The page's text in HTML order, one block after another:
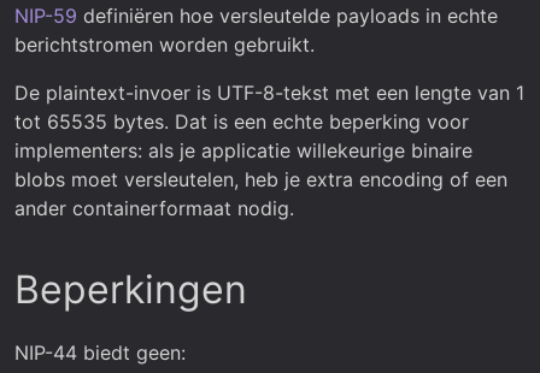
NIP-59 definiëren hoe versleutelde payloads in echte
berichtstromen worden gebruikt.
De plaintext-invoer is UTF-8-tekst met een lengte van 1
tot 65535 bytes. Dat is een echte beperking voor
implementers: als je applicatie willekeurige binaire
blobs moet versleutelen, heb je extra encoding of een
ander containerformaat nodig.
Beperkingen
NIP-44 biedt geen: